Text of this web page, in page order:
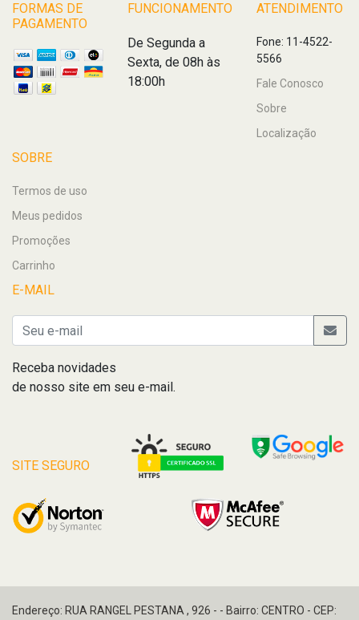
FORMAS DE
PAGAMENTO
FUNCIONAMENTO
De Segunda a
Sexta, de 08h às
18:00h
ATENDIMENTO
Fone: 11-4522-
5566
Fale Conosco
Sobre
Localização
SOBRE
Termos de uso
Meus pedidos
Promoções
Carrinho
E-MAIL
Receba novidades
de nosso site em seu e-mail.
SITE SEGURO
Endereço: RUA RANGEL PESTANA , 926 - - Bairro: CENTRO - CEP: